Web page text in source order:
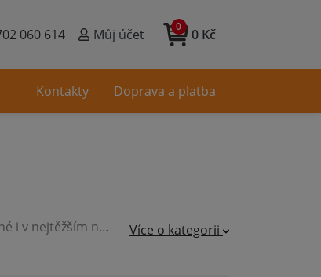
060 614 Můj účet 0 Kč
0
Šroubovat a vrtat bez přívodu elektrického proudu je dnes již zcela běžné i v nejtěžším nasazení. V této kategorii naleznete akumulátorové stroje od nejmenších až po stroje s 135Nm Více o kategorii
Kontakty Doprava a platba